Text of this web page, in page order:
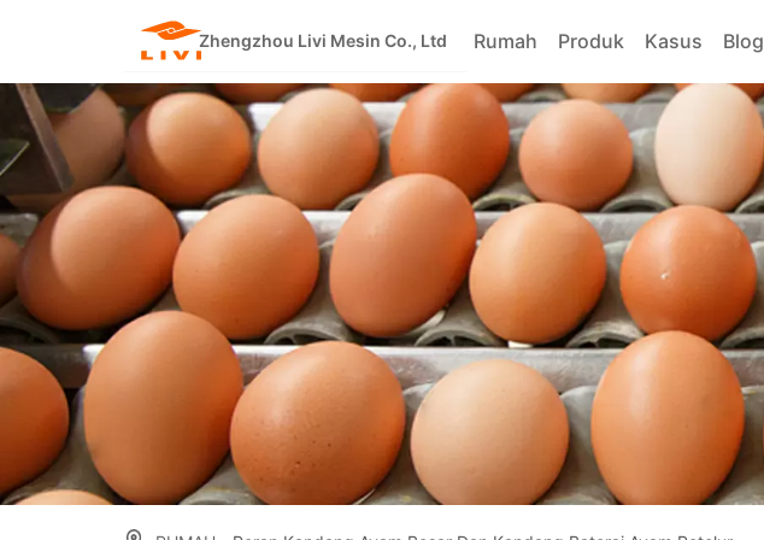
Zhengzhou Livi Mesin Co., Ltd Rumah Produk Kasus Blog